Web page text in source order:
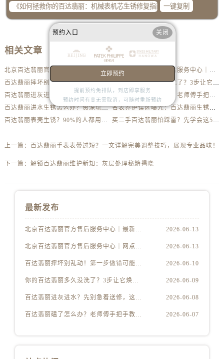
一键复制
相关文章
北京百达翡丽官方售后服务中心｜最新地址及服务热线权威信息公示（2026年6月最新）
北京百达翡丽官方售后服务中心｜网点地址与客服电话权威信息公示（2026年6月最新）
百达翡丽摔坏别乱动！第一步做错可能报废
你的百达翡丽多久没洗了？3步让它焕然一新
百达翡丽磕了怎么办？老师傅手把手教你修复技巧
百达翡丽进水生锈怎么办？资深玩家教你自救方法
名表养护误区曝光：百达翡丽生锈真相揭秘
百达翡丽表壳生锈？90%的人都用错了清洁方法
买二手百达翡丽怕踩雷？先学会这5个防伪要点
上一篇： 百达翡丽手表表带过短？一文详解完美调整技巧，展现专业品味！
下一篇： 解锁百达翡丽维护新知：灰层处理秘籍揭晓
最新发布
北京百达翡丽官方售后服务中心｜最新地址及服务热线权威信息公示（2026年6月最新） 2026-06-13
北京百达翡丽官方售后服务中心｜网点地址与客服电话权威信息公示（2026年6月最新） 2026-06-13
百达翡丽摔坏别乱动！第一步做错可能报废 2026-06-10
你的百达翡丽多久没洗了？3步让它焕然一新 2026-06-09
百达翡丽进灰进水？先别急着送修，这样做更安全 2026-06-08
百达翡丽磕了怎么办？老师傅手把手教你修复技巧 2026-06-07
预约入口 关闭
立即预约
提前预约免排队，到店即享服务
预约时间有变无需取消，可随时重新预约